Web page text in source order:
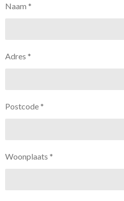
Naam *
Adres *
Postcode *
Woonplaats *